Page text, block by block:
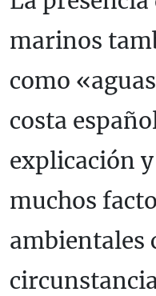
marinos
como
costa
explicación y
muchos
ambientales